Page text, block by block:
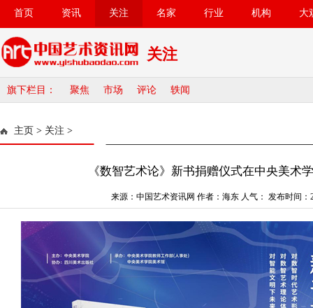
首页 资讯 关注 名家 行业 机构 大
关注
旗下栏目： 聚焦 市场 评论 轶闻
主页 > 关注 >
《数智艺术论》新书捐赠仪式在中央美术
来源：中国艺术资讯网 作者：海东 人气： 发布时间：